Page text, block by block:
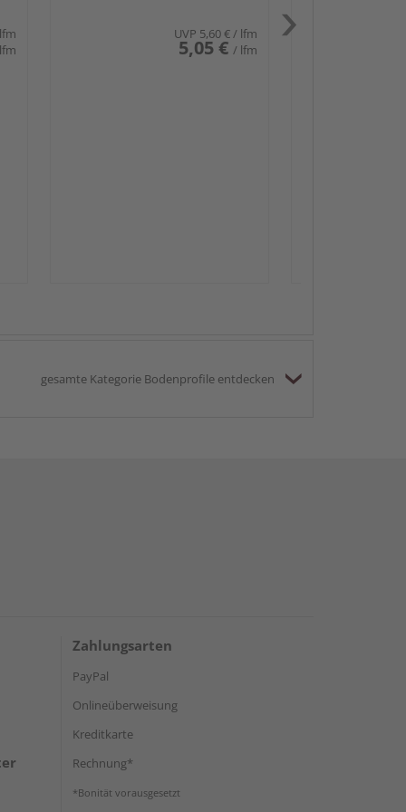
UVP 5,60 €/ lfm
5,05 € / lfm
gesamte Kategorie Bodenprofile entdecken
Zahlungsarten
PayPal
Onlineüberweisung
Kreditkarte
Rechnung*
*Bonität vorausgesetzt